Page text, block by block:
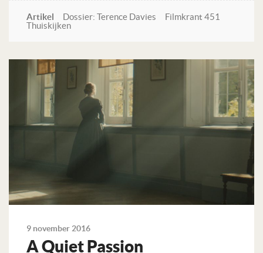
Artikel Dossier: Terence Davies
Filmkrant 451
Thuiskijken
Lees verder
9 november 2016
A Quiet Passion